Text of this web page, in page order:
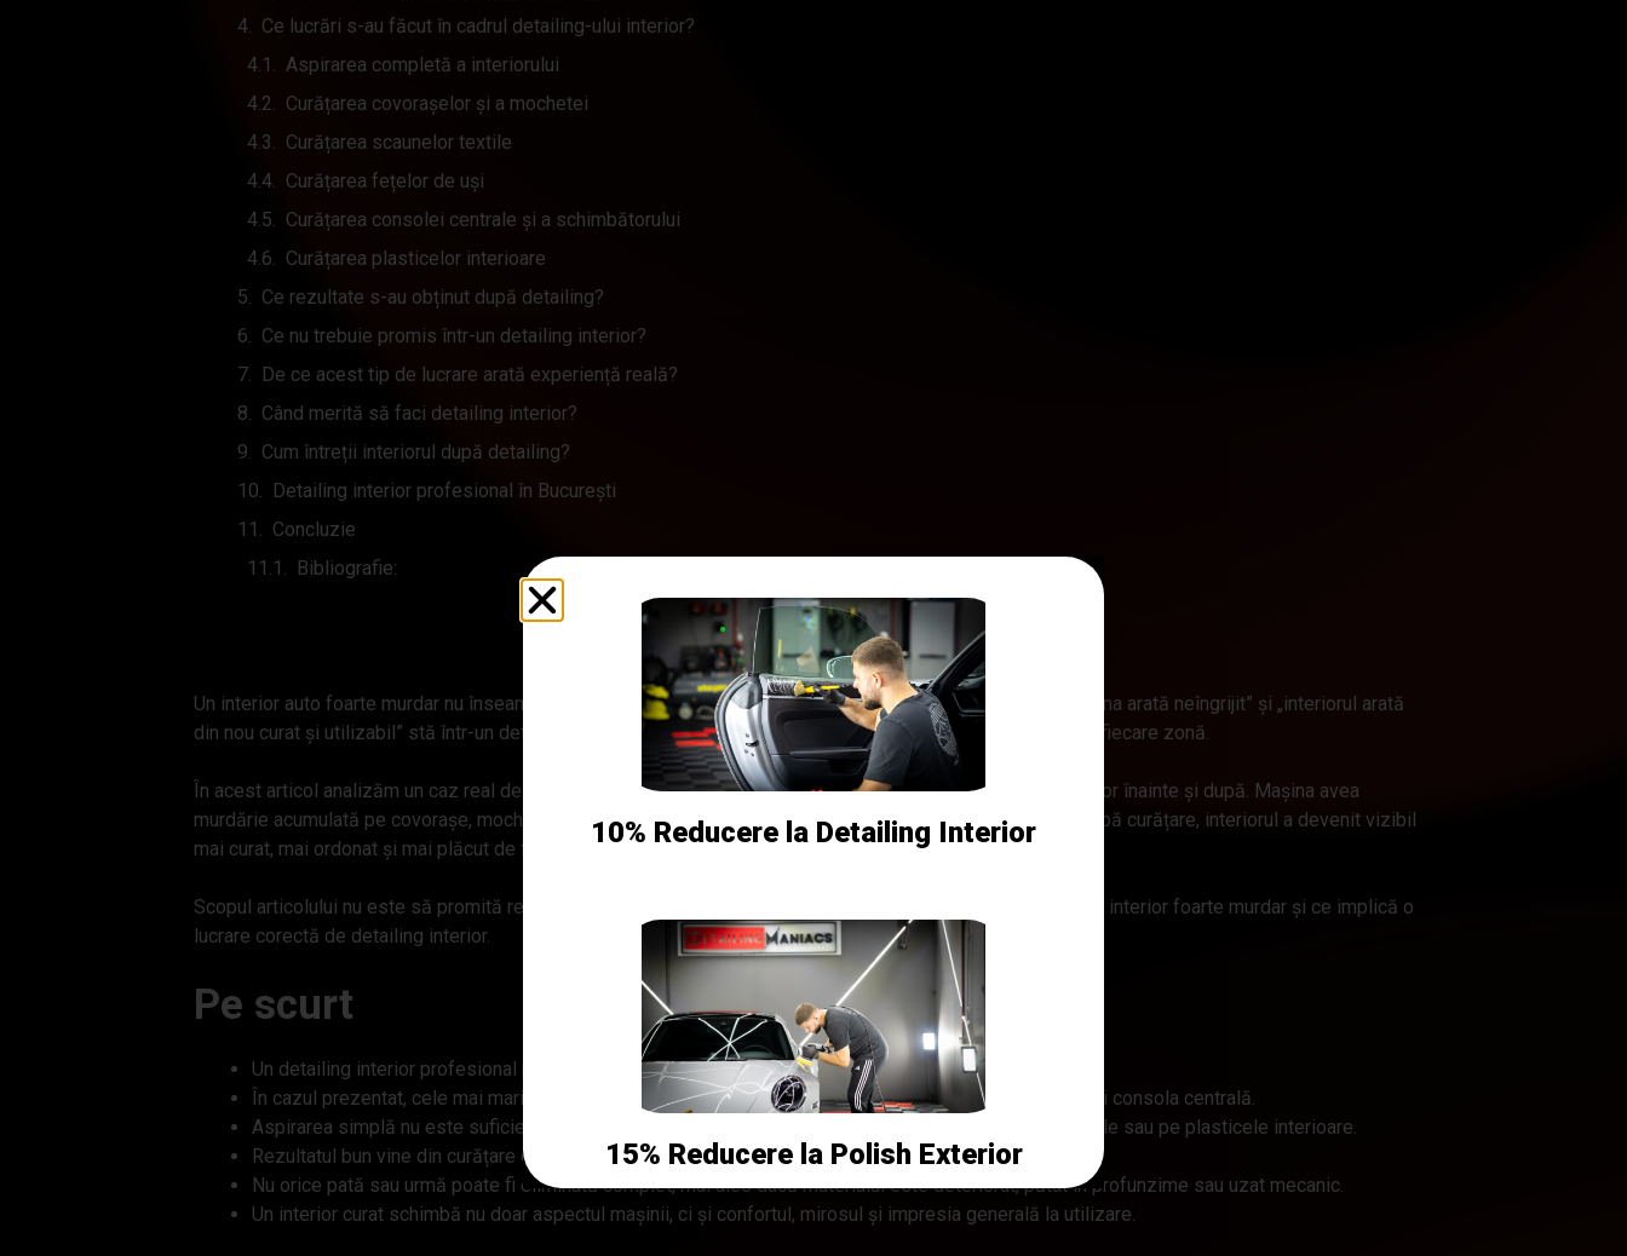
Ce lucrări s-au făcut în cadrul detailing-ului interior?
Aspirarea completă a interiorului
Curățarea covorașelor și a mochetei
Curățarea scaunelor textile
Curățarea fețelor de uși
Curățarea consolei centrale și a schimbătorului
Curățarea plasticelor interioare
Ce rezultate s-au obținut după detailing?
Ce nu trebuie promis într-un detailing interior?
De ce acest tip de lucrare arată experiență reală?
Când merită să faci detailing interior?
Cum întreții interiorul după detailing?
Detailing interior profesional în București
Concluzie
Bibliografie:
Un interior auto foarte murdar nu înseamnă neapărat un interior pierdut. În multe cazuri, diferența dintre „mașina arată neîngrijit” și „interiorul arată
din nou curat și utilizabil” stă într-un detailing interior făcut corect, cu produse potrivite, răbdare și atenție la fiecare zonă.
În acest articol analizăm un caz real de detailing interior auto realizat de Detailing Maniacs, pe baza imaginilor înainte și după. Mașina avea
murdărie acumulată pe covorașe, mochetă, scaune textile, plastice, fețe de uși și zona consolei centrale. După curățare, interiorul a devenit vizibil
mai curat, mai ordonat și mai plăcut de folosit.
Scopul articolului nu este să promită rezultate imposibile, ci să explice realist ce se poate recupera dintr-un interior foarte murdar și ce implică o
lucrare corectă de detailing interior.
Pe scurt
Un detailing interior profesional poate recupera foarte mult din aspectul unei mașini folosite intens.
În cazul prezentat, cele mai mari diferențe se văd la covorașe, mochetă, scaune, fețe de uși, praguri și consola centrală.
Aspirarea simplă nu este suficientă atunci când murdăria este prinsă în textil, în zonele greu accesibile sau pe plasticele interioare.
Rezultatul bun vine din curățare etapizată, nu dintr-o singură operațiune rapidă.
Nu orice pată sau urmă poate fi eliminată complet, mai ales dacă materialul este deteriorat, pătat în profunzime sau uzat mecanic.
Un interior curat schimbă nu doar aspectul mașinii, ci și confortul, mirosul și impresia generală la utilizare.
10% Reducere la Detailing Interior
15% Reducere la Polish Exterior